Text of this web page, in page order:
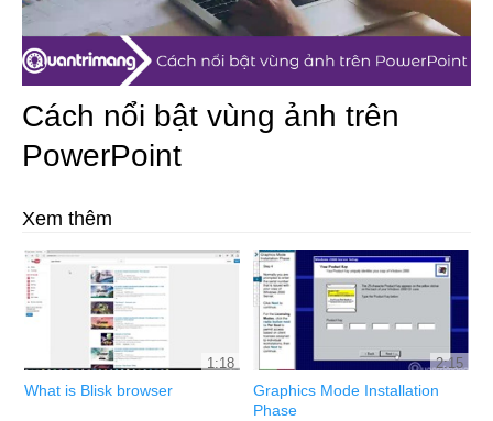
Video
Cách nổi bật vùng ảnh trên
PowerPoint
Xem thêm
1:18
What is Blisk browser
2:15
Graphics Mode Installation
Phase